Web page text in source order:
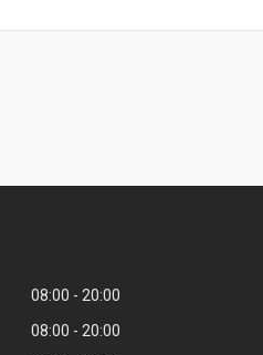
08:00
20:00
08:00
20:00